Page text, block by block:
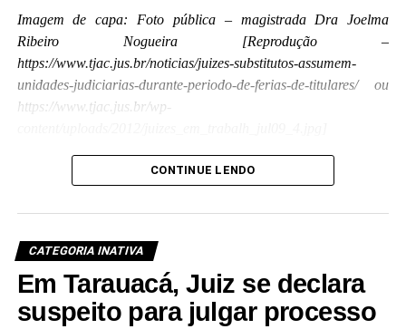
Imagem de capa: Foto pública – magistrada Dra Joelma
Ribeiro Nogueira [Reprodução –
https://www.tjac.jus.br/noticias/juizes-substitutos-assumem-
unidades-judiciarias-durante-periodo-de-ferias-de-titulares/ ou
https://www.tjac.jus.br/wp-
A
pós o magistrado titular da Comarca de
Nascimento Fraga,declarar-se suspeito
para julgar o mandado de segurança nº.
0701069-82.2020.8.01.0014
leia aqui
) com pedido
de liminar, contra a Prefeitura de Tarauacá e o
Instituto Brasileiro de Concurso Público – Ibracop,
CONTINUE LENDO
CATEGORIA INATIVA
Em Tarauacá, Juiz se declara
suspeito para julgar processo